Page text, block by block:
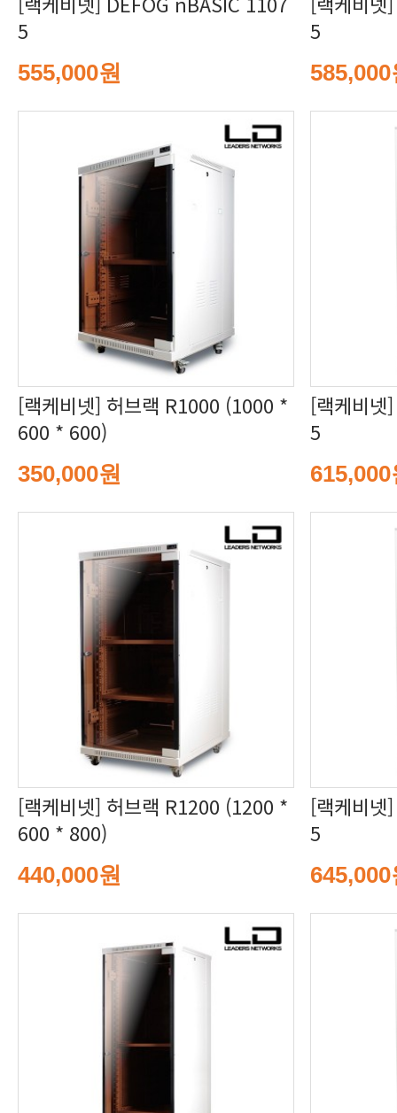
5
555,000원
5
585,000
600 * 600)
350,000원
5
615,000
600 * 800)
440,000원
5
645,000